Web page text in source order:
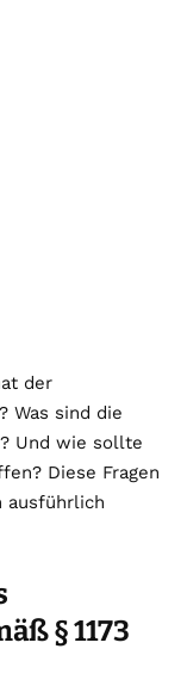
der
? Was sind die
Und wie sollte
Diese Fragen
ausführlich
§ 1173